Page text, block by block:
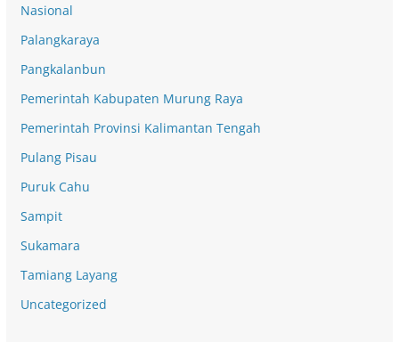
Nasional
Palangkaraya
Pangkalanbun
Pemerintah Kabupaten Murung Raya
Pemerintah Provinsi Kalimantan Tengah
Pulang Pisau
Puruk Cahu
Sampit
Sukamara
Tamiang Layang
Uncategorized